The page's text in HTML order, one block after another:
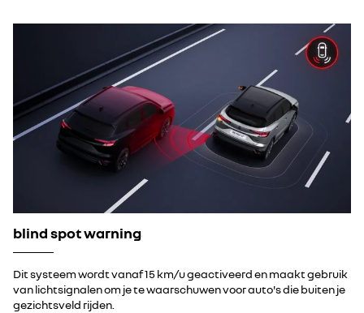
blind spot warning
Dit systeem wordt vanaf 15 km/u geactiveerd en maakt gebruik
van lichtsignalen om je te waarschuwen voor auto's die buiten je
gezichtsveld rijden.